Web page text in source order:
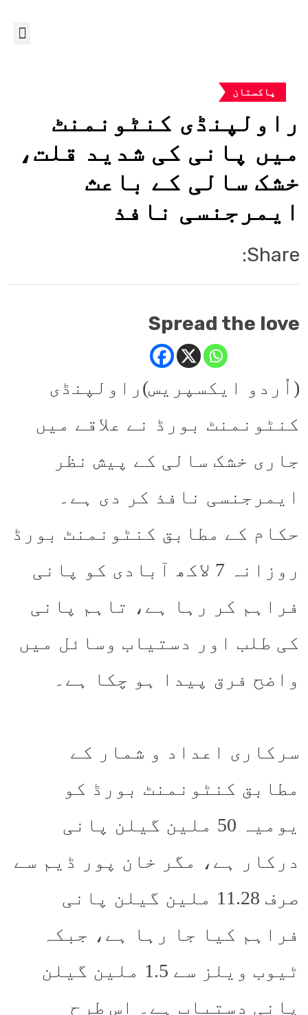
پاکستان
راولپنڈی کنٹونمنٹ
میں پانی کی شدید قلت،
خشک سالی کے باعث
ایمرجنسی نافذ
Share:
Spread the love
(اُردو ایکسپریس)راولپنڈی
کنٹونمنٹ بورڈ نے علاقے میں
جاری خشک سالی کے پیش نظر
ایمرجنسی نافذ کر دی ہے۔
حکام کے مطابق کنٹونمنٹ بورڈ
روزانہ 7 لاکھ آبادی کو پانی
فراہم کر رہا ہے، تاہم پانی
کی طلب اور دستیاب وسائل میں
واضح فرق پیدا ہو چکا ہے۔
سرکاری اعداد و شمار کے
مطابق کنٹونمنٹ بورڈ کو
یومیہ 50 ملین گیلن پانی
درکار ہے، مگر خان پور ڈیم سے
صرف 11.28 ملین گیلن پانی
فراہم کیا جا رہا ہے، جبکہ
ٹیوب ویلز سے 1.5 ملین گیلن
پانی دستیاب ہے۔ اس طرح